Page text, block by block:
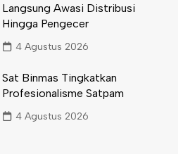
Langsung Awasi Distribusi
Hingga Pengecer
4 Agustus 2026
Sat Binmas Tingkatkan
Profesionalisme Satpam
4 Agustus 2026